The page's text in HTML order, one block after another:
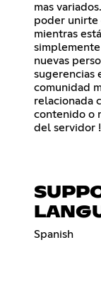
mas
poder unirte
mientras
nuevas
sugerencias
comunidad
relacionada
contenido o
del servidor
Spanish